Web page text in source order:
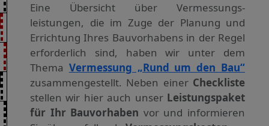
Eine Übersicht über Vermessungs­
leistungen, die im Zuge der Planung und
Errichtung Ihres Bauvorhabens in der Regel
erforderlich sind, haben wir unter dem
Thema Vermessung „Rund um den Bau“
zusammengestellt. Neben einer Checkliste
stellen wir hier auch unser Leistungspaket
für Ihr Bauvorhaben vor und informieren